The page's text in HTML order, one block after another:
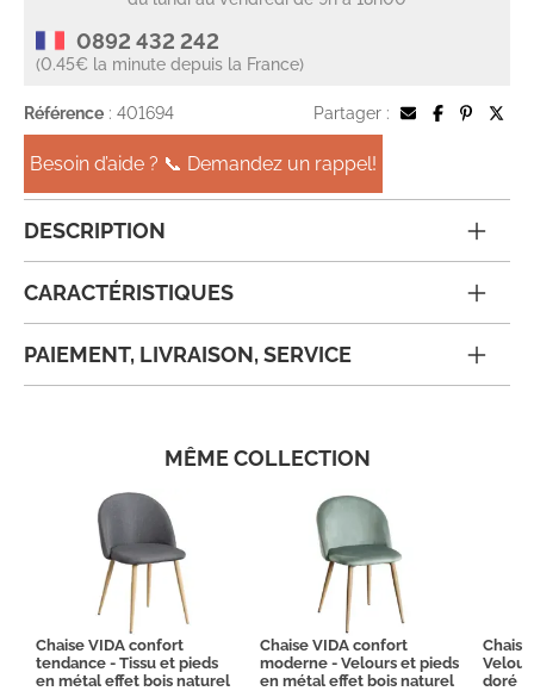
0892 432 242
(0.45€ la minute depuis la France)
Référence : 401694 Partager :
Besoin d’aide ? 📞 Demandez un rappel!
DESCRIPTION
CARACTÉRISTIQUES
PAIEMENT, LIVRAISON, SERVICE
MÊME COLLECTION
Chaise VIDA confort
tendance - Tissu et pieds
en métal effet bois naturel
Chaise VIDA confort
moderne - Velours et pieds
en métal effet bois naturel
doré